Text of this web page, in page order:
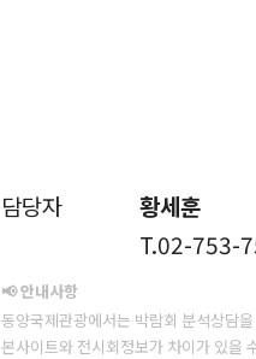
담당자 황세훈
T.02-753-
📢 안내사항
동양국제관광에서는 박람회 분석상담
본사이트와 전시회정보가 차이가 있을